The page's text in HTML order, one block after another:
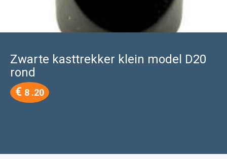
Zwarte kasttrekker klein model D20
rond
€ 8 .20